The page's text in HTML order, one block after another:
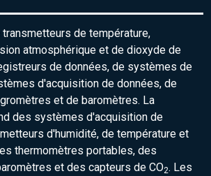
de température,
atmosphérique et de dioxyde de
de données, de systèmes de
d'acquisition de données, de
et de baromètres. La
des systèmes d'acquisition de
d'humidité, de température et
thermomètres portables, des
et des capteurs de CO2. Les